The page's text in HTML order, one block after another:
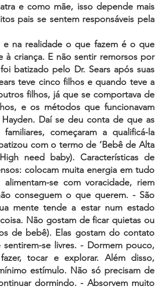
e como mãe, isso depende mais
pais se sentem responsáveis pela
na realidade o que fazem é o que
à criança. E não sentir remorsos por
batizado pelo Dr. Sears após suas
teve cinco filhos e quando teve a
filhos, já que se comportava de
e os métodos que funcionavam
Daí se deu conta de que as
começaram a qualificá-la
com o termo de ‘Bebê de Alta
need baby). Características de
colocam muita energia em tudo
se com voracidade, riem
conseguem o que querem. - São
mente tende a estar num estado
Não gostam de ficar quietas ou
de bebê). Elas gostam do contato
se livres. - Dormem pouco,
tocar e explorar. Além disso,
estímulo. Não só precisam de
dormindo. - Absorvem muito